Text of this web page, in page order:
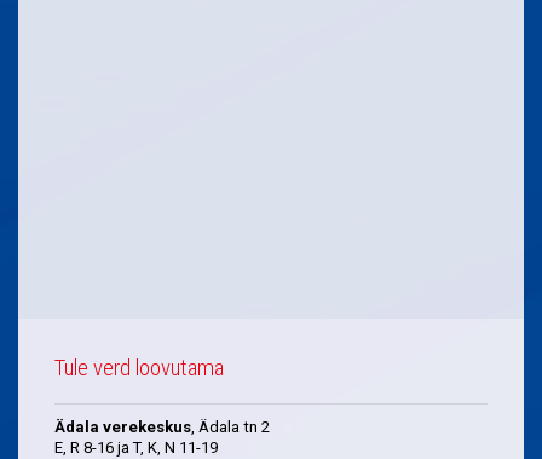
Tule verd loovutama
Ädala verekeskus, Ädala tn 2
E, R 8-16 ja T, K, N 11-19